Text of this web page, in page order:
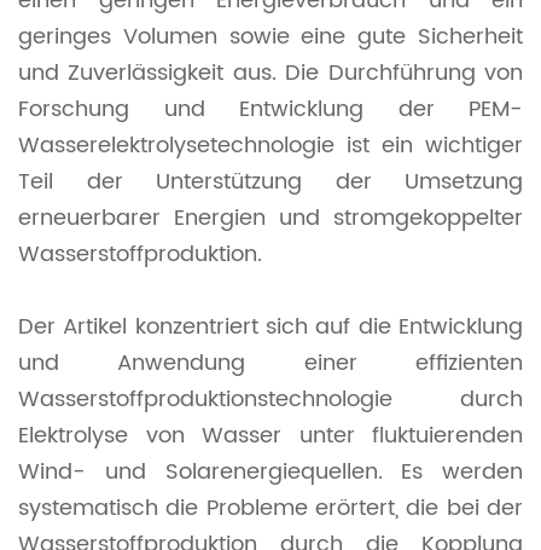
geringes Volumen sowie eine gute Sicherheit
und Zuverlässigkeit aus. Die Durchführung von
Forschung und Entwicklung der PEM-
Wasserelektrolysetechnologie ist ein wichtiger
Teil der Unterstützung der Umsetzung
erneuerbarer Energien und stromgekoppelter
Wasserstoffproduktion.
Der Artikel konzentriert sich auf die Entwicklung
und Anwendung einer effizienten
Wasserstoffproduktionstechnologie durch
Elektrolyse von Wasser unter fluktuierenden
Wind- und Solarenergiequellen. Es werden
systematisch die Probleme erörtert, die bei der